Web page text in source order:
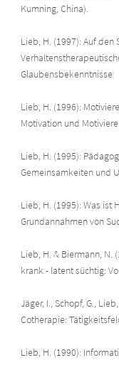
Kumning, China).
Lieb, H. (1997): Auf den
Glaubensbekenntnisse
Lieb, H. (1996):
Motivation und
Lieb, H. (1995):
Gemeinsamkeiten und
Lieb, H. (1995): Was ist
Grundannahmen von
Lieb, H. & Biermann, N.
krank - latent süchtig:
Jäger, I., Schopf, G.,
Cotherapie:
Lieb, H. (1990):